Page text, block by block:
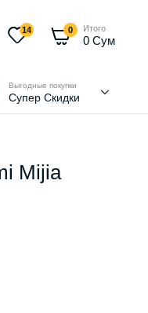
14 0 Итого
0Сум
Выгодные покупки
Супер Скидки
Mijia